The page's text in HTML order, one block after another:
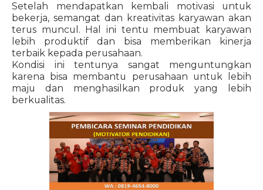
Setelah mendapatkan kembali motivasi untuk
bekerja, semangat dan kreativitas karyawan akan
terus muncul. Hal ini tentu membuat karyawan
lebih produktif dan bisa memberikan kinerja
terbaik kepada perusahaan.
Kondisi ini tentunya sangat menguntungkan
karena bisa membantu perusahaan untuk lebih
maju dan menghasilkan produk yang lebih
berkualitas.